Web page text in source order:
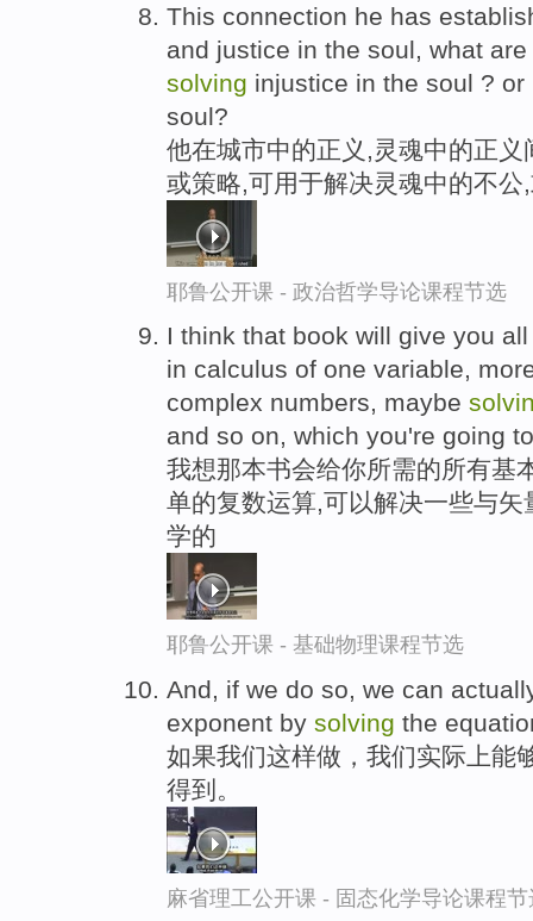
This connection he has
and justice in the soul, what
solving injustice in the soul ?
soul?
他在城市中的正义,灵魂中的正
或策略,可用于解决灵魂中的不
耶鲁公开课 - 政治哲学导论课程节选
I think that book will give you
in calculus of one variable,
complex numbers, maybe
and so on, which you're going
我想那本书会给你所需的所有基
单的复数运算,可以解决一些与
学的
耶鲁公开课 - 基础物理课程节选
And, if we do so, we can
exponent by solving the
如果我们这样做，我们实际上能
得到。
麻省理工公开课 - 固态化学导论课程节